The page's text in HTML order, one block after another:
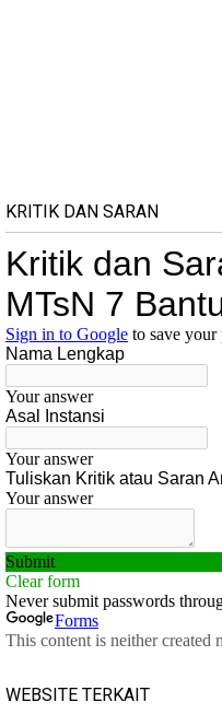
KRITIK DAN SARAN
WEBSITE TERKAIT